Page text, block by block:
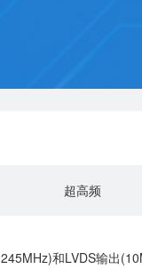
超高频
和LVDS输出